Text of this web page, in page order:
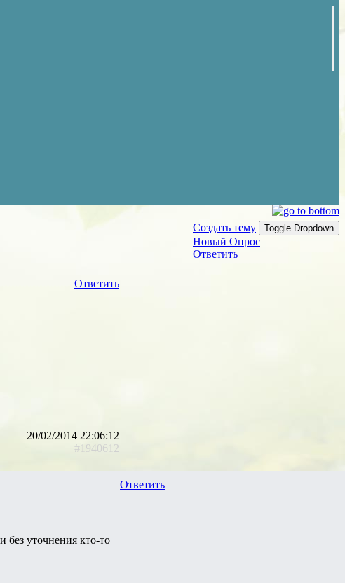
Создать тему
Toggle Dropdown
Новый Опрос
Ответить
Ответить
20/02/2014 22:06:12
#1940612
Ответить
без уточнения кто-то